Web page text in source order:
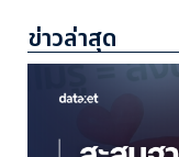
ข่าวล่าสุด